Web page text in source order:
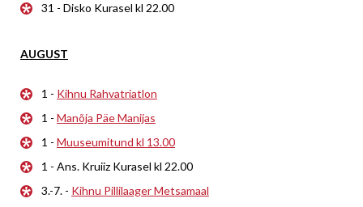
31 - Disko Kurasel kl 22.00
AUGUST
1 - Kihnu Rahvatriatlon
1 - Manõja Päe Manijas
1 - Muuseumitund kl 13.00
1 - Ans. Kruiiz Kurasel kl 22.00
3.-7. - Kihnu Pillilaager Metsamaal